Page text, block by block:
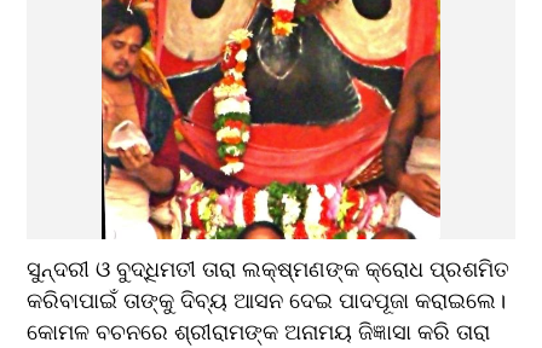
ସୁନ୍ଦରୀ ଓ ବୁଦ୍ଧିମତୀ ତାରା ଲକ୍ଷ୍ମଣଙ୍କ କ୍ରୋଧ ପ୍ରଶମିତ
କରିବାପାଇଁ ତାଙ୍କୁ ଦିବ୍ୟ ଆସନ ଦେଇ ପାଦପୂଜା କରାଇଲେ।
କୋମଳ ବଚନରେ ଶ୍ରୀରାମଙ୍କ ଅନାମୟ ଜିଜ୍ଞାସା କରି ତାରା